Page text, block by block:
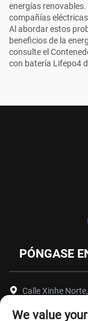
energías
compañías
Al abordar estos
beneficios de la
consulte el
con batería Lifepo4
PÓNGASE
Calle Xinhe
We value